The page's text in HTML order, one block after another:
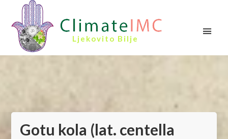
Ljekovito Bilje
Gotu kola (lat. centella